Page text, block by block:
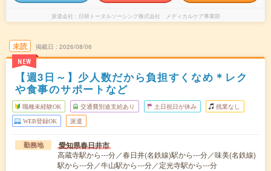
派遣会社 日研トータルソーシング株式会社 メディカルケア事業部
未読
NEW
掲載日 2026/08/06
【週3日～】少人数だから負担すくなめ＊レク
や食事のサポートなど
職種未経験OK 交通費別途支給あり 土日祝日が休み 残業なし
WEB登録OK 派遣
勤務地 愛知県春日井市
高蔵寺駅から---分／春日井(名鉄線)駅から---分／味美(名鉄線)
駅から---分／牛山駅から---分／定光寺駅から---分